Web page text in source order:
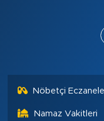
Nöbetçi
Namaz Vakitleri